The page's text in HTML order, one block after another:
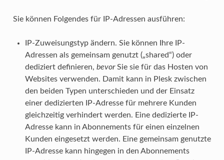
Sie können Folgendes für IP-Adressen ausführen:
IP-Zuweisungstyp ändern. Sie können Ihre IP-
Adressen als gemeinsam genutzt („shared“) oder
dediziert definieren, bevorSie sie für das Hosten von
Websites verwenden. Damit kann in Plesk zwischen
den beiden Typen unterschieden und der Einsatz
einer dedizierten IP-Adresse für mehrere Kunden
gleichzeitig verhindert werden. Eine dedizierte IP-
Adresse kann in Abonnements für einen einzelnen
Kunden eingesetzt werden. Eine gemeinsam genutzte
IP-Adresse kann hingegen in den Abonnements